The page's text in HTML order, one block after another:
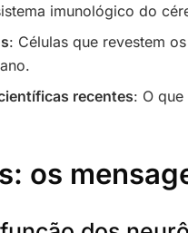
imunológico do
: Células que revestem
recentes: O
os